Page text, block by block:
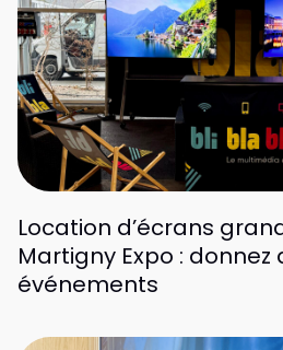
Location d’écrans
Martigny Expo : donnez
événements